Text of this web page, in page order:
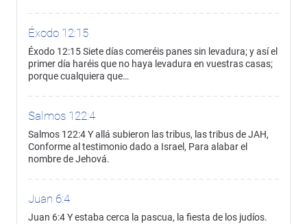
Éxodo 12:15
Éxodo 12:15 Siete días comeréis panes sin levadura; y así el
primer día haréis que no haya levadura en vuestras casas;
porque cualquiera que…
Salmos 122:4
Salmos 122:4 Y allá subieron las tribus, las tribus de JAH,
Conforme al testimonio dado a Israel, Para alabar el
nombre de Jehová.
Juan 6:4
Juan 6:4 Y estaba cerca la pascua, la fiesta de los judíos.